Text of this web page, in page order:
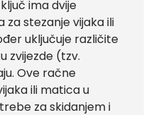
ima dvije
stezanje vijaka ili
uključuje različite
zvijezde (tzv.
Ove račne
ili matica u
za skidanjem i